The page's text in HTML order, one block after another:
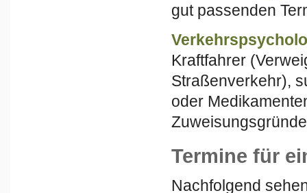
gut passenden
Kraftfahrer
Straßenverkehr),
oder
Termine für
Nachfolgend